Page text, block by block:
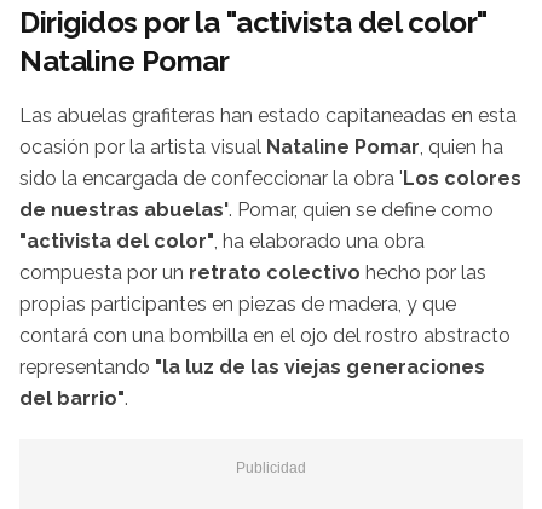
Dirigidos por la "activista del color"
Nataline Pomar
Las abuelas grafiteras han estado capitaneadas en esta
ocasión por la artista visual Nataline Pomar, quien ha
sido la encargada de confeccionar la obra 'Los colores
de nuestras abuelas'. Pomar, quien se define como
"activista del color", ha elaborado una obra
compuesta por un retrato colectivo hecho por las
propias participantes en piezas de madera, y que
contará con una bombilla en el ojo del rostro abstracto
representando "la luz de las viejas generaciones
del barrio".